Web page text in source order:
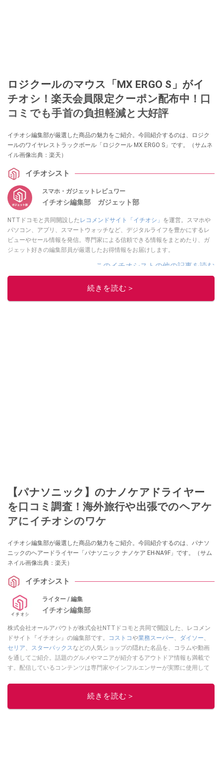
ロジクールのマウス「MX ERGO S」がイ
チオシ！楽天会員限定クーポン配布中！口
コミでも手首の負担軽減と大好評
イチオシ編集部が厳選した商品の魅力をご紹介。今回紹介するのは、ロジク
ールのワイヤレストラックボール「ロジクール MX ERGO S」です。（サムネ
イル画像出典：楽天）
イチオシスト
スマホ・ガジェットレビュワー
イチオシ編集部 ガジェット部
NTTドコモと共同開設した レコメンドサイト「イチオシ」 を運営。スマホや
パソコン、アプリ、スマートウォッチなど、デジタルライフを豊かにするレ
ビューやセール情報を発信。専門家による信頼できる情報をまとめたり、ガ
ジェット好きの編集部員が厳選したお得情報をお届けします。
このイチオシストの他の記事を読む
続きを読む＞
【パナソニック】のナノケアドライヤー
を口コミ調査！海外旅行や出張でのヘアケ
アにイチオシのワケ
イチオシ編集部が厳選した商品の魅力をご紹介。今回紹介するのは、パナソ
ニックのヘアードライヤー「パナソニック ナノケア EH-NA9F」です。（サム
ネイル画像出典：楽天）
イチオシスト
ライター / 編集
イチオシ編集部
株式会社オールアバウトが株式会社NTTドコモと共同で開設した、レコメン
ドサイト『イチオシ』の編集部です。
コストコや業務スーパー ダイソー
セリア
スターバックス などの人気ショップの隠れた名品を、コラムや動画
を通してご紹介。話題のグルメやマニアが紹介するアウトドア情報も満載で
す。配信しているコンテンツは専門家やインフルエンサーが実際に使用して
ニュースでフォロー
続きを読む＞